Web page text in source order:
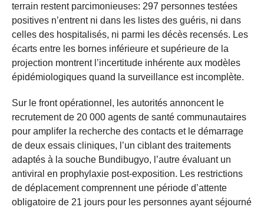
terrain restent parcimonieuses: 297 personnes testées
positives n’entrent ni dans les listes des guéris, ni dans
celles des hospitalisés, ni parmi les décès recensés. Les
écarts entre les bornes inférieure et supérieure de la
projection montrent l’incertitude inhérente aux modèles
épidémiologiques quand la surveillance est incomplète.
Sur le front opérationnel, les autorités annoncent le
recrutement de 20 000 agents de santé communautaires
pour amplifer la recherche des contacts et le démarrage
de deux essais cliniques, l’un ciblant des traitements
adaptés à la souche Bundibugyo, l’autre évaluant un
antiviral en prophylaxie post-exposition. Les restrictions
de déplacement comprennent une période d’attente
obligatoire de 21 jours pour les personnes ayant séjourné